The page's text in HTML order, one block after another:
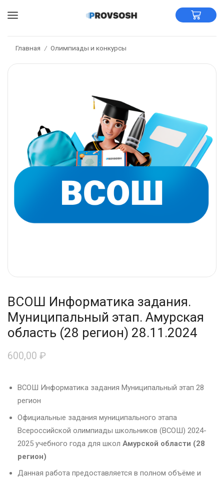
Главная / Олимпиады и конкурсы
ВСОШ Информатика задания.
Муниципальный этап. Амурская
область (28 регион) 28.11.2024
600,00 ₽
ВСОШ Информатика задания Муниципальный этап 28
регион
Официальные задания муниципального этапа
Всероссийской олимпиады школьников (ВСОШ) 2024-
2025 учебного года для школ Амурской области (28
регион)
Данная работа предоставляется в полном объёме и